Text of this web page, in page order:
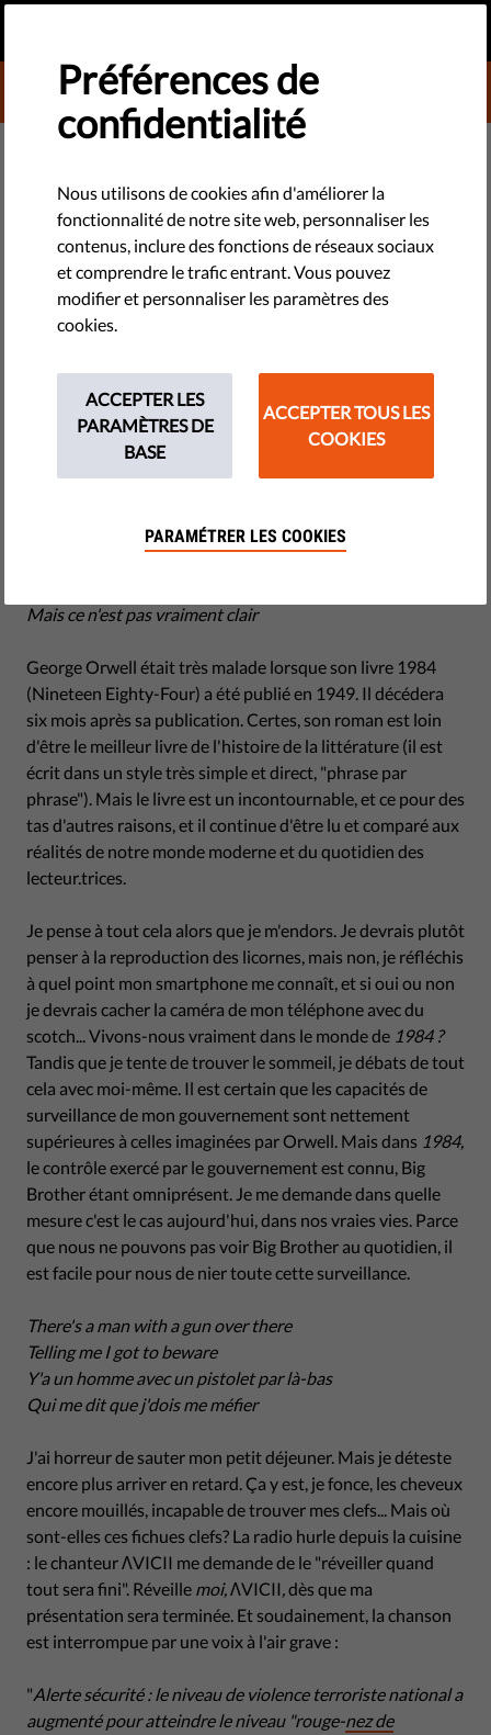
DONATE TO LIBERTIES
TECHNOLOGIES ET DROITS
Ne nous laissons pas duper par
ce simulacre de danger brandi
par les autoritaristes
Les autoritaristes créent un sentiment de danger et de chaos
des lois qui vous privent toujours plus de vos droits. Ils vous
diront que ces lois vous protègent : c'est tout le contraire.
There's something happening here
Mais ce n'est pas vraiment clair
George Orwell était très malade lorsque son livre 1984
(Nineteen Eighty-Four) a été publié en 1949. Il décédera
six mois après sa publication. Certes, son roman est loin
d'être le meilleur livre de l'histoire de la littérature (il est
écrit dans un style très simple et direct, "phrase par
phrase"). Mais le livre est un incontournable, et ce pour des
tas d'autres raisons, et il continue d'être lu et comparé aux
réalités de notre monde moderne et du quotidien des
lecteur.trices.
Je pense à tout cela alors que je m'endors. Je devrais plutôt
penser à la reproduction des licornes, mais non, je réfléchis
à quel point mon smartphone me connaît, et si oui ou non
je devrais cacher la caméra de mon téléphone avec du
scotch... Vivons-nous vraiment dans le monde de 1984 ?
Tandis que je tente de trouver le sommeil, je débats de tout
cela avec moi-même. Il est certain que les capacités de
surveillance de mon gouvernement sont nettement
supérieures à celles imaginées par Orwell. Mais dans 1984,
le contrôle exercé par le gouvernement est connu, Big
Brother étant omniprésent. Je me demande dans quelle
mesure c'est le cas aujourd'hui, dans nos vraies vies. Parce
que nous ne pouvons pas voir Big Brother au quotidien, il
est facile pour nous de nier toute cette surveillance.
There's a man with a gun over there
Telling me I got to beware
Y'a un homme avec un pistolet par là-bas
Qui me dit que j'dois me méfier
J'ai horreur de sauter mon petit déjeuner. Mais je déteste
encore plus arriver en retard. Ça y est, je fonce, les cheveux
encore mouillés, incapable de trouver mes clefs... Mais où
sont-elles ces fichues clefs? La radio hurle depuis la cuisine
: le chanteur ΛVICII me demande de le "réveiller quand
tout sera fini". Réveille moi,ΛVICII,dès que ma
présentation sera terminée. Et soudainement, la chanson
est interrompue par une voix à l'air grave :
"Alerte sécurité : le niveau de violence terroriste national a
augmenté pour atteindre le niveau "rouge-nez de
Préférences de
confidentialité
Nous utilisons de cookies afin d'améliorer la
fonctionnalité de notre site web, personnaliser les
contenus, inclure des fonctions de réseaux sociaux
et comprendre le trafic entrant. Vous pouvez
modifier et personnaliser les paramètres des
cookies.
ACCEPTER LES
PARAMÈTRES DE
BASE
ACCEPTER TOUS LES
COOKIES
PARAMÉTRER LES COOKIES